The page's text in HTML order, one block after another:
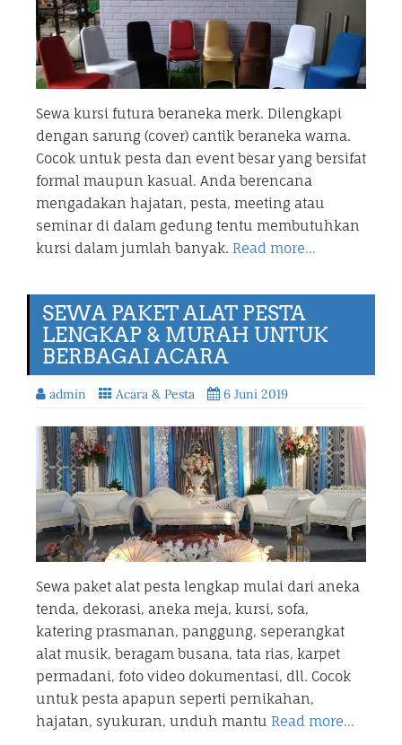
Sewa kursi futura beraneka merk. Dilengkapi
dengan sarung (cover) cantik beraneka warna.
Cocok untuk pesta dan event besar yang bersifat
formal maupun kasual. Anda berencana
mengadakan hajatan, pesta, meeting atau
seminar di dalam gedung tentu membutuhkan
kursi dalam jumlah banyak. Read more…
SEWA PAKET ALAT PESTA
LENGKAP & MURAH UNTUK
BERBAGAI ACARA
admin Acara & Pesta 6 Juni 2019
Sewa paket alat pesta lengkap mulai dari aneka
tenda, dekorasi, aneka meja, kursi, sofa,
katering prasmanan, panggung, seperangkat
alat musik, beragam busana, tata rias, karpet
permadani, foto video dokumentasi, dll. Cocok
untuk pesta apapun seperti pernikahan,
hajatan, syukuran, unduh mantu Read more…